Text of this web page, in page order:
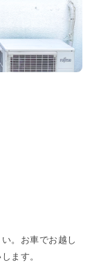
。お車でお越し
ます。